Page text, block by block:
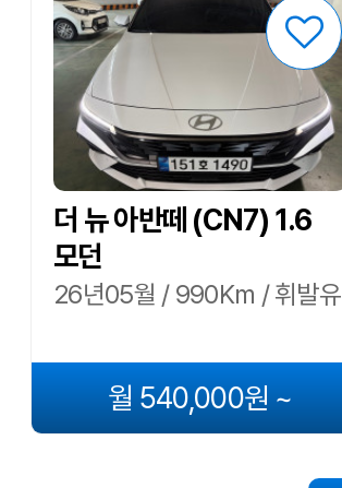
더 뉴 아반떼 (CN7) 1.6
모던
26년05월 / 990Km / 휘발유
월 540,000원 ~